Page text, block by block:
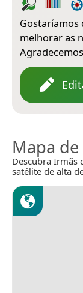
Gostaríamos
melhorar as
Mapa
Descubra Irmãs
satélite de alta